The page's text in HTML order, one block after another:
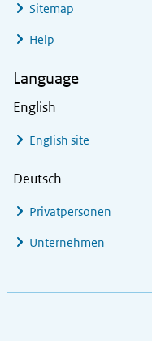
Sitemap
Help
Language
English
English site
Deutsch
Privatpersonen
Unternehmen